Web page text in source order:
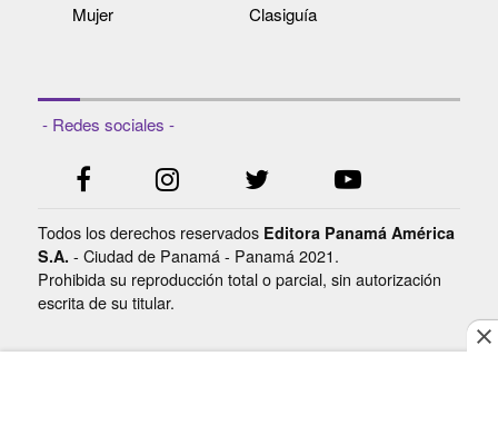
Mujer Clasiguía
- Redes sociales -
Todos los derechos reservados Editora Panamá América
S.A. - Ciudad de Panamá - Panamá 2021.
Prohibida su reproducción total o parcial, sin autorización
escrita de su titular.